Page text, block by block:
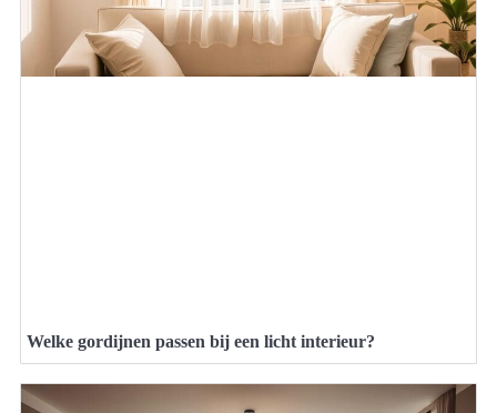
Welke gordijnen passen bij een licht interieur?